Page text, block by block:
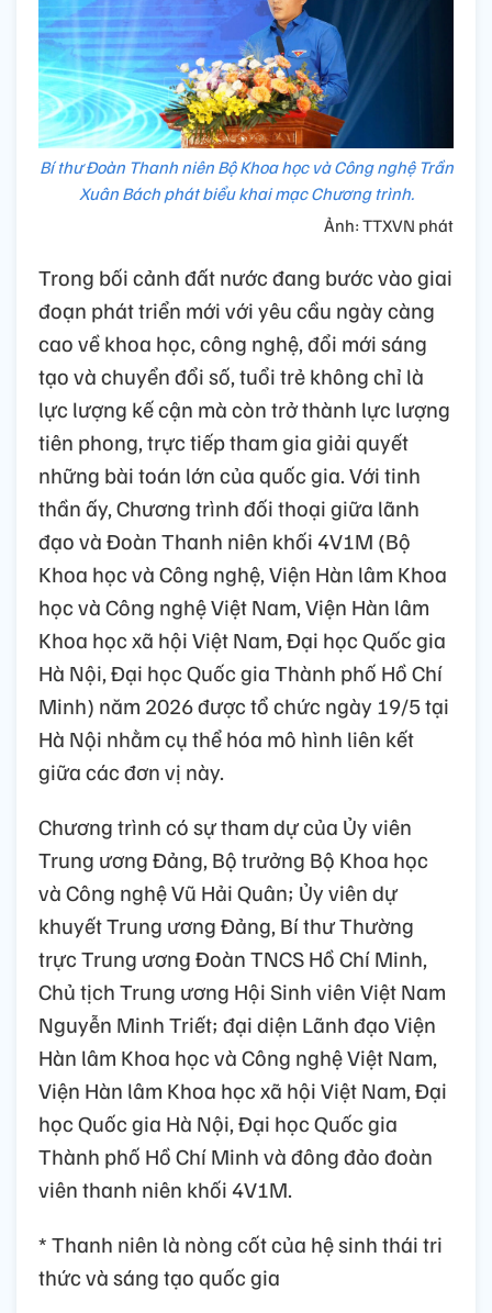
Bí thư Đoàn Thanh niên Bộ Khoa học và Công nghệ Trần
Xuân Bách phát biểu khai mạc Chương trình.
Ảnh: TTXVN phát
Trong bối cảnh đất nước đang bước vào giai
đoạn phát triển mới với yêu cầu ngày càng
cao về khoa học, công nghệ, đổi mới sáng
tạo và chuyển đổi số, tuổi trẻ không chỉ là
lực lượng kế cận mà còn trở thành lực lượng
tiên phong, trực tiếp tham gia giải quyết
những bài toán lớn của quốc gia. Với tinh
thần ấy, Chương trình đối thoại giữa lãnh
đạo và Đoàn Thanh niên khối 4V1M (Bộ
Khoa học và Công nghệ, Viện Hàn lâm Khoa
học và Công nghệ Việt Nam, Viện Hàn lâm
Khoa học xã hội Việt Nam, Đại học Quốc gia
Hà Nội, Đại học Quốc gia Thành phố Hồ Chí
Minh) năm 2026 được tổ chức ngày 19/5 tại
Hà Nội nhằm cụ thể hóa mô hình liên kết
giữa các đơn vị này.
Chương trình có sự tham dự của Ủy viên
Trung ương Đảng, Bộ trưởng Bộ Khoa học
và Công nghệ Vũ Hải Quân; Ủy viên dự
khuyết Trung ương Đảng, Bí thư Thường
trực Trung ương Đoàn TNCS Hồ Chí Minh,
Chủ tịch Trung ương Hội Sinh viên Việt Nam
Nguyễn Minh Triết; đại diện Lãnh đạo Viện
Hàn lâm Khoa học và Công nghệ Việt Nam,
Viện Hàn lâm Khoa học xã hội Việt Nam, Đại
học Quốc gia Hà Nội, Đại học Quốc gia
Thành phố Hồ Chí Minh và đông đảo đoàn
viên thanh niên khối 4V1M.
* Thanh niên là nòng cốt của hệ sinh thái tri
thức và sáng tạo quốc gia